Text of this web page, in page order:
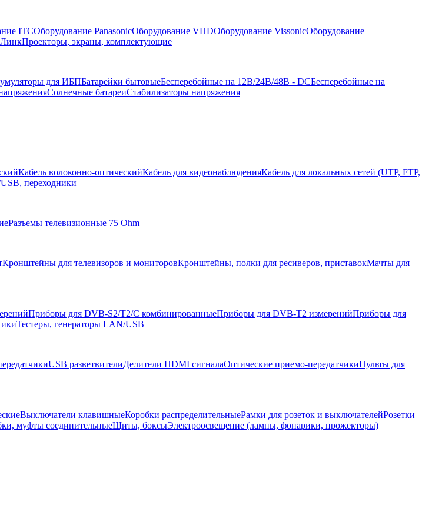
ITCОборудование PanasonicОборудование VHDОборудование VissonicОборудование
Проекторы, экраны, комплектующие
для ИБПБатарейки бытовыеБесперебойные на 12В/24В/48В - DCБесперебойные на
Солнечные батареиСтабилизаторы напряжения
Кабель волоконно-оптическийКабель для видеонаблюденияКабель для локальных сетей (UTP, FTP,
переходники
Разъемы телевизионные 75 Ohm
Кронштейны для телевизоров и мониторовКронштейны, полки для ресиверов, приставокМачты для
Приборы для DVB-S2/T2/C комбинированныеПриборы для DVB-T2 измеренийПриборы для
Тестеры, генераторы LAN/USB
USB разветвителиДелители HDMI сигналаОптические приемо-передатчикиПульты для
Выключатели клавишныеКоробки распределительныеРамки для розеток и выключателейРозетки
муфты соединительныеЩиты, боксыЭлектроосвещение (лампы, фонарики, прожекторы)